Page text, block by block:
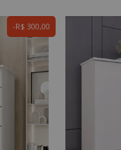
R$ 300,00